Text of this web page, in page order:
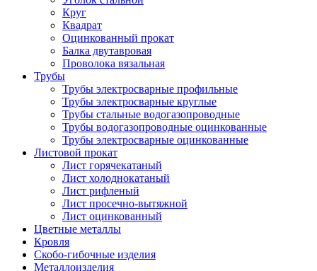
Круг
Квадрат
Оцинкованный прокат
Балка двутавровая
Проволока вязальная
Трубы
Трубы электросварные профильные
Трубы электросварные круглые
Трубы стальные водогазопроводные
Трубы водогазопроводные оцинкованные
Трубы электросварные оцинкованные
Листовой прокат
Лист горячекатаный
Лист холоднокатаный
Лист рифленый
Лист просечно-вытяжной
Лист оцинкованный
Цветные металлы
Кровля
Скобо-гибочные изделия
Металлоизделия